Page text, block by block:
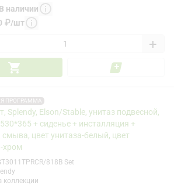
В наличии
₽/шт
+
ПРОГРАММА
Splendy, Elson/Stable, унитаз подвесной,
+ сиденье + инсталляция +
цвет унитаза-белый, цвет
хром
818B Set
коллекции